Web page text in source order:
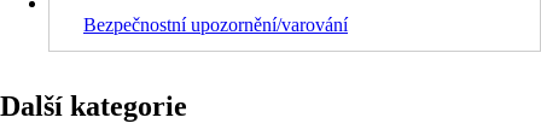
Bezpečnostní upozornění/varování
Další kategorie